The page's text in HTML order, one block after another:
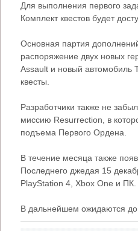
Для выполнения первого
Комплект квестов будет
Основная партия
распоряжение двух новых
Assault и новый автомобиль
квесты.
Разработчики также не
миссию Resurrection, в
подъема Первого Ордена.
В течение месяца также
Последнего джедая 15
PlayStation 4, Xbox One и ПК.
В дальнейшем ожидаются